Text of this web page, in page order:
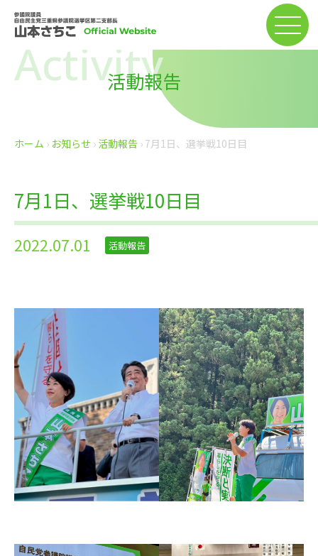
Activity
活動報告
ホーム › お知らせ › 活動報告 › 7月1日、選挙戦10日目
7月1日、選挙戦10日目
2022.07.01 活動報告